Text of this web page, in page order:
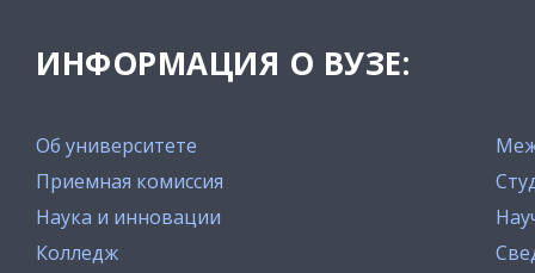
ИНФОРМАЦИЯ О ВУЗЕ:
Об университете
Приемная комиссия
Наука и инновации
Колледж